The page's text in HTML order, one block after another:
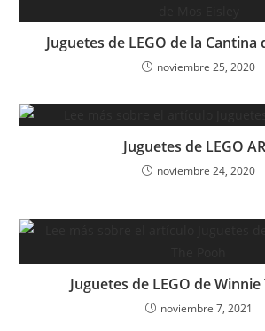
Juguetes de LEGO de la Cantina
noviembre 25, 2020
Juguetes de LEGO
noviembre 24, 2020
Juguetes de LEGO de
noviembre 7, 2021